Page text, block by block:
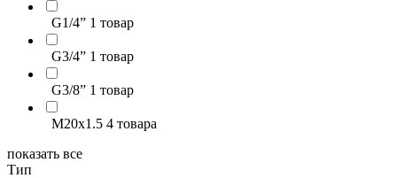
G1/4” 1 товар
G3/4” 1 товар
G3/8” 1 товар
M20х1.5 4 товара
показать все
Тип